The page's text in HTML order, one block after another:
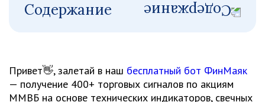
Содержание
Привет👋, залетай в наш бесплатный бот ФинМаяк
— получение 400+ торговых сигналов по акциям
ММВБ на основе технических индикаторов, свечных